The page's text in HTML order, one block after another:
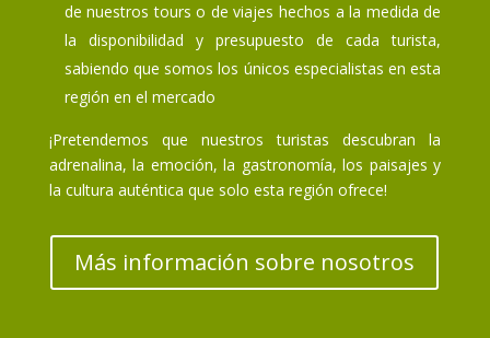
de nuestros tours o de viajes hechos a la medida de
la disponibilidad y presupuesto de cada turista,
sabiendo que somos los únicos especialistas en esta
región en el mercado
¡Pretendemos que nuestros turistas descubran la
adrenalina, la emoción, la gastronomía, los paisajes y
la cultura auténtica que solo esta región ofrece!
Más información sobre nosotros